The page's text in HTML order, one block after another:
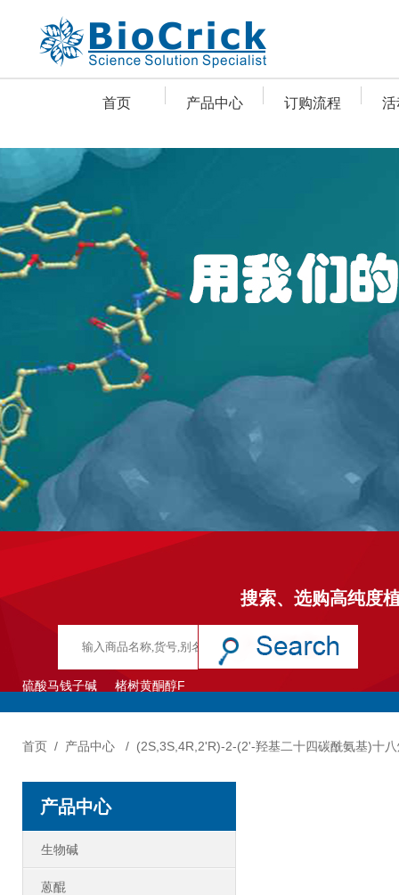
首页 产品中心 订购流程 活
搜索、选购高纯度
硫酸马钱子碱 楮树黄酮醇F
首页/ 产品中心/ (2S,3S,4R,2'R)-2-(2'-羟基二十四碳酰氨基)十
产品中心
生物碱
蒽醌